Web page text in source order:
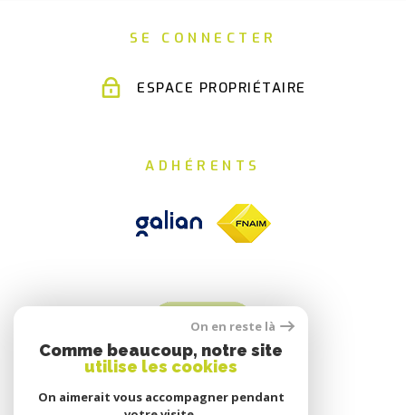
SE CONNECTER
ESPACE PROPRIÉTAIRE
ADHÉRENTS
On en reste là
Comme beaucoup, notre site
utilise les cookies
On aimerait vous accompagner pendant